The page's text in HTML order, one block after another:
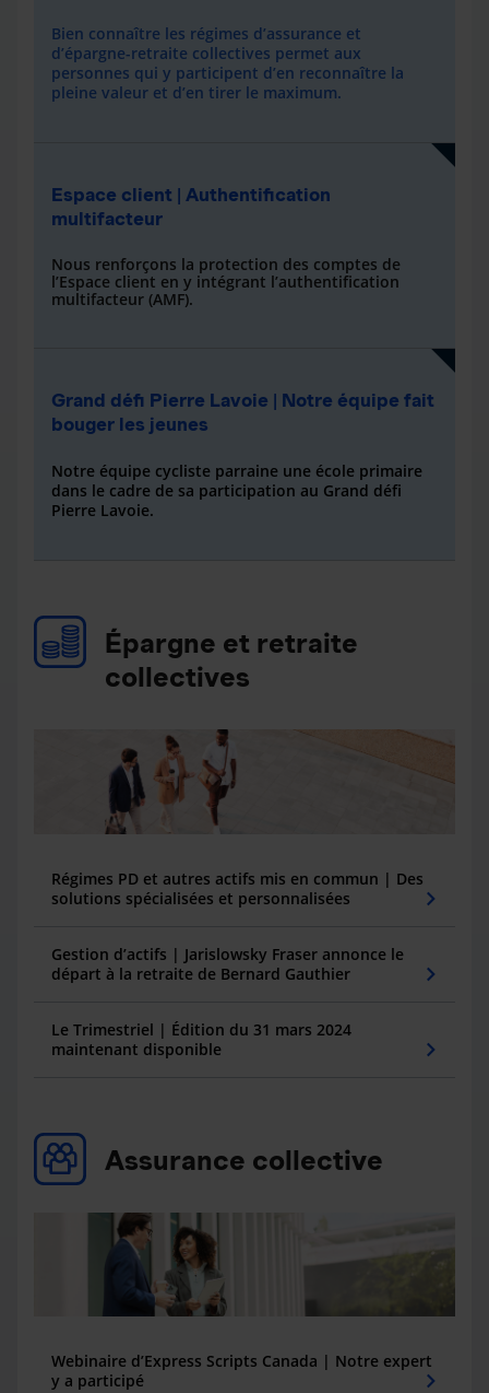
Bien connaître les régimes d’assurance et
d’épargne-retraite collectives permet aux
personnes qui y participent d’en reconnaître la
pleine valeur et d’en tirer le maximum.
Espace client | Authentification
multifacteur
Nous renforçons la protection des comptes de
l’Espace client en y intégrant l’authentification
multifacteur (AMF).
Grand défi Pierre Lavoie | Notre équipe fait
bouger les jeunes
Notre équipe cycliste parraine une école primaire
dans le cadre de sa participation au Grand défi
Pierre Lavoie.
Épargne et retraite
collectives
Régimes PD et autres actifs mis en commun | Des
solutions spécialisées et personnalisées
Gestion d’actifs | Jarislowsky Fraser annonce le
départ à la retraite de Bernard Gauthier
Le Trimestriel | Édition du 31 mars 2024
maintenant disponible
Assurance collective
Webinaire d’Express Scripts Canada | Notre expert
y a participé